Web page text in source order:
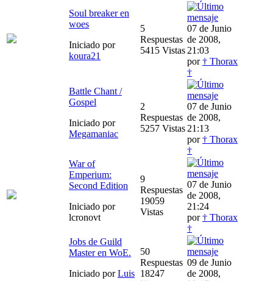
Soul breaker en
woes
Iniciado por
koura21
5
Respuestas
5415 Vistas
07 de Junio
de 2008,
21:03
por† Thorax
†
Battle Chant /
Gospel
Iniciado por
Megamaniac
2
Respuestas
5257 Vistas
07 de Junio
de 2008,
21:13
por† Thorax
†
War of
Emperium:
Second Edition
Iniciado por
lcronovt
9
Respuestas
19059
Vistas
07 de Junio
de 2008,
21:24
por† Thorax
†
Jobs de Guild
Master en WoE.
Iniciado porLuis
50
Respuestas
18247
09 de Junio
de 2008,